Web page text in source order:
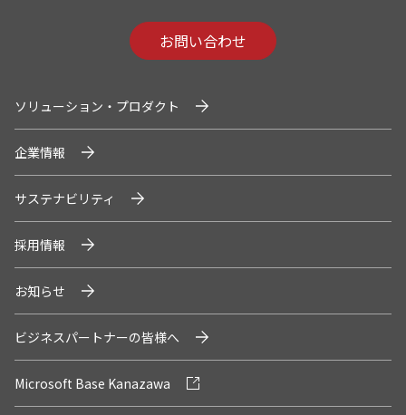
お問い合わせ
ソリューション・プロダクト
企業情報
サステナビリティ
採用情報
お知らせ
ビジネスパートナーの皆様へ
Microsoft Base Kanazawa